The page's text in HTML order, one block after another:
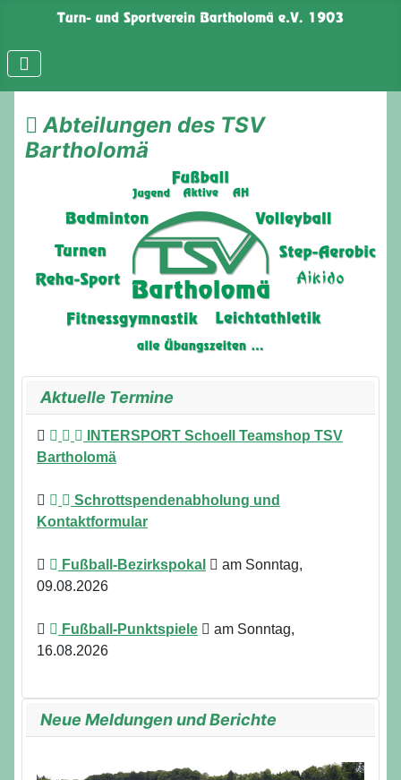
Abteilungen des TSV
Bartholomä
Aktuelle Termine
INTERSPORT Schoell Teamshop TSV
Bartholomä
Schrottspendenabholung und
Kontaktformular
Fußball-Bezirkspokal
am Sonntag,
09.08.2026
Fußball-Punktspiele
am Sonntag,
16.08.2026
Neue Meldungen und Berichte
Details